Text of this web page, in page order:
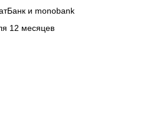
и monobank
12 месяцев